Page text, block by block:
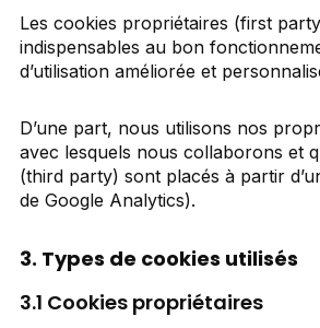
Les cookies propriétaires (first party
indispensables au bon
d’utilisation améliorée et
D’une part, nous utilisons nos
avec lesquels nous collaborons et
(third party) sont placés à partir
de Google Analytics).
3. Types de cookies utilisés
3.1 Cookies propriétaires